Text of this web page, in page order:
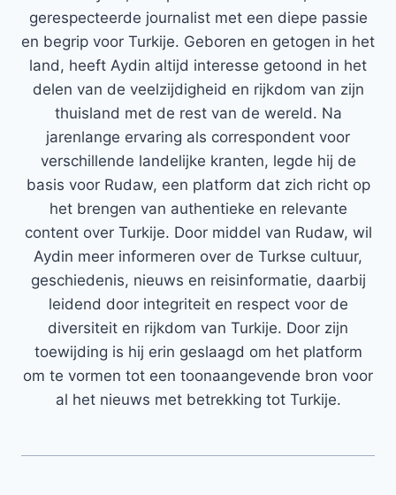
gerespecteerde journalist met een diepe passie
en begrip voor Turkije. Geboren en getogen in het
land, heeft Aydin altijd interesse getoond in het
delen van de veelzijdigheid en rijkdom van zijn
thuisland met de rest van de wereld. Na
jarenlange ervaring als correspondent voor
verschillende landelijke kranten, legde hij de
basis voor Rudaw, een platform dat zich richt op
het brengen van authentieke en relevante
content over Turkije. Door middel van Rudaw, wil
Aydin meer informeren over de Turkse cultuur,
geschiedenis, nieuws en reisinformatie, daarbij
leidend door integriteit en respect voor de
diversiteit en rijkdom van Turkije. Door zijn
toewijding is hij erin geslaagd om het platform
om te vormen tot een toonaangevende bron voor
al het nieuws met betrekking tot Turkije.